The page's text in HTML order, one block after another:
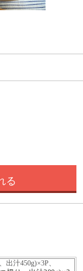
る
汁450g)×3P、